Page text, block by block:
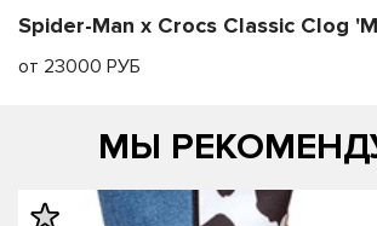
Spider-Man x Crocs Classic Clog
от 23000 РУБ
МЫ